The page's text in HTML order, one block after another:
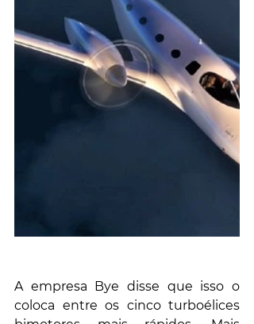
A empresa Bye disse que isso o
coloca entre os cinco turboélices